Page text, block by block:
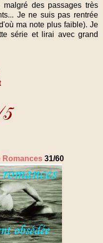
des passages très
Je ne suis pas rentrée
ma note plus faible). Je
série et lirai avec grand
Romances31/60